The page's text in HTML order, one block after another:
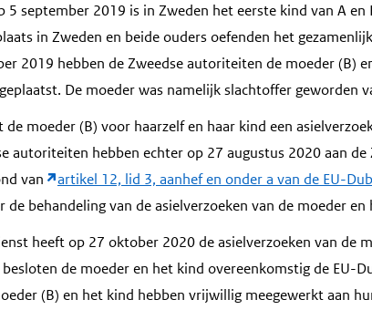
5 september 2019 is in Zweden het eerste kind van A en
in Zweden en beide ouders oefenden het
2019 hebben de Zweedse autoriteiten de moeder (B)
De moeder was namelijk slachtoffer geworden
moeder (B) voor haarzelf en haar kind een
autoriteiten hebben echter op 27 augustus 2020 aan
van
artikel 12, lid 3, aanhef en onder a van de EU-
behandeling van de asielverzoeken van de moeder en
heeft op 27 oktober 2020 de asielverzoeken van de
de moeder en het kind overeenkomstig de EU-
(B) en het kind hebben vrijwillig meegewerkt aan